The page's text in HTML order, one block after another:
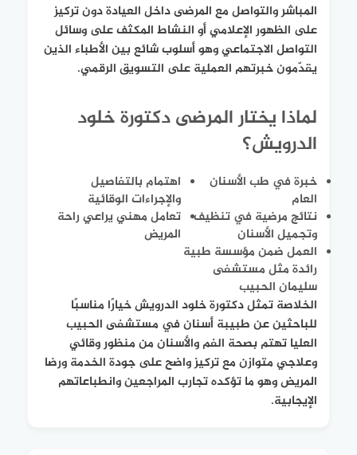
المباشر والتواصل مع المرضى داخل العيادة دون تركيز
على الظهور الإعلامي أو النشاط المكثف على وسائل
التواصل الاجتماعي وهو أسلوب شائع بين الأطباء الذين
يقدّمون خبرتهم العملية على التسويق الرقمي.
لماذا يختار المرضى دكتورة خلود
الدرويش؟
خبرة في طب الأسنان
العام
اهتمام بالتفاصيل
والإجراءات الوقائية
نتائج مرضية في تنظيف
وتجميل الأسنان
تعامل مهني يراعي راحة
المريض
العمل ضمن مؤسسة طبية
رائدة مثل مستشفى
سليمان الحبيب
الخلاصة تمثل دكتورة خلود الدرويش خيارًا مناسبًا
للباحثين عن طبيبة أسنان في مستشفى الحبيب
العليا تهتم بصحة الفم والأسنان من منظور وقائي
وعلاجي متوازن مع تركيز واضح على جودة الخدمة ورضا
المريض وهو ما تؤكده تجارب المراجعين وانطباعاتهم
الإيجابية.